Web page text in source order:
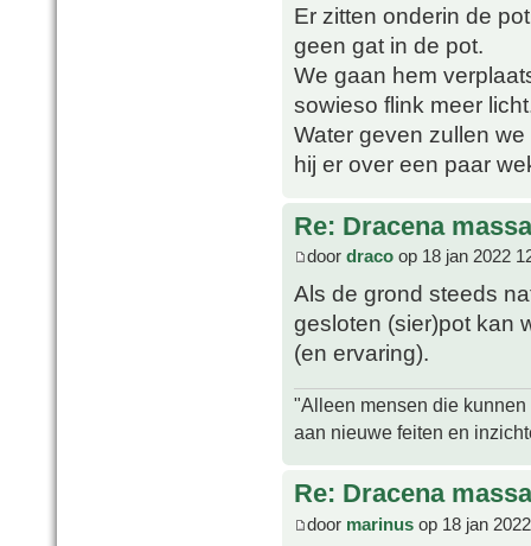
Er zitten onderin de
geen gat in de pot.
We gaan hem
sowieso flink meer
Water geven zullen
hij er over een paar
Re: Dracena
door draco op 18 jan 2022
Als de grond steeds
gesloten (sier)pot kan
(en ervaring).
"Alleen mensen die
aan nieuwe feiten en
Re: Dracena
door marinus op 18 jan